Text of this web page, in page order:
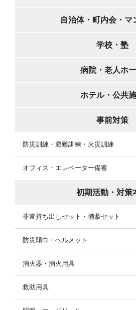
自治体・町内会・マ
学校・塾
病院・老人ホ
ホテル・公共
事前対策
防災訓練・避難訓練・火災訓練
オフィス・エレベーター備蓄
初期活動・対策
非常持ち出しセット・備蓄セット
防災頭巾・ヘルメット
消火器・消火用具
救助用具